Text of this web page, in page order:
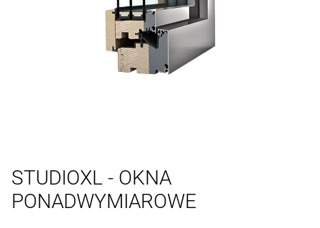
STUDIOXL - OKNA
PONADWYMIAROWE